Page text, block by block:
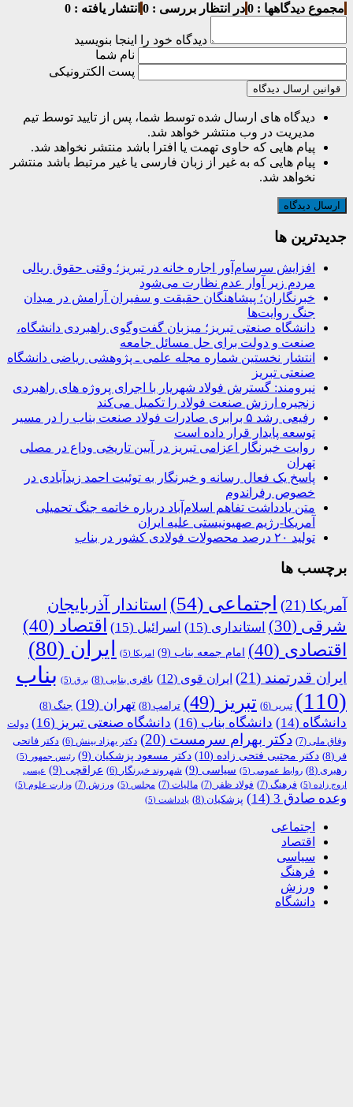
مجموع دیدگاهها : 0 در انتظار بررسی : 0 انتشار یافته : 0
دیدگاه خود را اینجا بنویسید
نام شما
پست الکترونیکی
قوانین ارسال دیدگاه
دیدگاه های ارسال شده توسط شما، پس از تایید توسط تیم
مدیریت در وب منتشر خواهد شد.
پیام هایی که حاوی تهمت یا افترا باشد منتشر نخواهد شد.
پیام هایی که به غیر از زبان فارسی یا غیر مرتبط باشد منتشر
نخواهد شد.
جديدترين ها
افزایش سرسام‌آور اجاره خانه در تبریز؛ وقتی حقوق ریالی
مردم زیر آوار عدم نظارت می‌شود
خبرنگاران؛ پیشاهنگان حقیقت و سفیران آرامش در میدان
جنگ روایت‌ها
دانشگاه صنعتی تبریز؛ میزبان گفت‌وگوی راهبردی دانشگاه،
صنعت و دولت برای حل مسائل جامعه
انتشار نخستین شماره مجله علمی ـ پژوهشی ریاضی دانشگاه
صنعتی تبریز
نیرومند: گسترش فولاد شهریار با اجرای پروژه های راهبردی
زنجیره ارزش صنعت فولاد را تکمیل می‌کند
رفیعی رشد ۵ برابری صادرات فولاد صنعت بناب را در مسیر
توسعه پایدار قرار داده است
روایت خبرنگار اعزامی تبریز در آیین تاریخی وداع در مصلی
تهران
پاسخ یک فعال رسانه و خبرنگار به توئیت احمد زیدآبادی در
خصوص رفراندوم
متن یادداشت تفاهم اسلام‌آباد درباره خاتمه جنگ تحمیلی
آمریکا-رژیم صهیونیستی علیه ایران
تولید ۲۰ درصد محصولات فولادی کشور در بناب
برچسب ها
آمریکا (21) اجتماعی (54)
استاندار آذربایجان
شرقی (30) استانداری (15) اسرائیل (15) اقتصاد (40)
اقتصادی (40) امام جمعه بناب (9) امریکا (5) ایران (80)
ایران قدرتمند (21) ایران قوی (12) باقری بنابی (8) برق (5)
بناب
(110)
تبریر (6) تبریز (49) ترامپ (8) تهران (19) جنگ (8)
دانشگاه (14) دانشگاه بناب (16) دانشگاه صنعتی تبریز (16)
دولت
وفاق ملی (7) دکتر بهرام سرمست (20) دکتر بهزاد بینش (6)
دکتر فاتحی
فر (8) دکتر مجتبی فتحی زاده (10) دکتر مسعود پزشکیان (9) رئیس جمهور (5)
رهبری (8) روابط عمومی (5) سیاسی (9) شهروند خبرنگار (6) عراقچی (9)
عیسی
اروج زاده (5) فرهنگ (7) فولاد ظفر (7) مالیات (7) مجلس (5) ورزش (7) وزارت علوم (5)
وعده صادق 3 (14) پزشکیان (8) یادداشت (5)
اجتماعی
اقتصاد
سیاسی
فرهنگ
ورزش
دانشگاه